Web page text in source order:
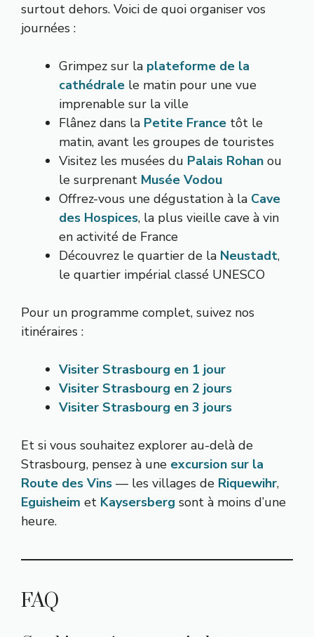
surtout dehors. Voici de quoi organiser vos
journées :
Grimpez sur la plateforme de la
cathédrale le matin pour une vue
imprenable sur la ville
Flânez dans la Petite France tôt le
matin, avant les groupes de touristes
Visitez les musées du Palais Rohan ou
le surprenant Musée Vodou
Offrez-vous une dégustation à la Cave
des Hospices, la plus vieille cave à vin
en activité de France
Découvrez le quartier de la Neustadt,
le quartier impérial classé UNESCO
Pour un programme complet, suivez nos
itinéraires :
Visiter Strasbourg en 1 jour
Visiter Strasbourg en 2 jours
Visiter Strasbourg en 3 jours
Et si vous souhaitez explorer au-delà de
Strasbourg, pensez à une excursion sur la
Route des Vins — les villages de Riquewihr,
Eguisheim et Kaysersberg sont à moins d’une
heure.
FAQ